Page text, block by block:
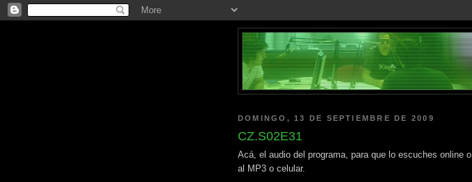
DOMINGO, 13 DE SEPTIEMBRE DE 2009
CZ.S02E31
Acá, el audio del programa, para que lo escuches online o
al MP3 o celular.